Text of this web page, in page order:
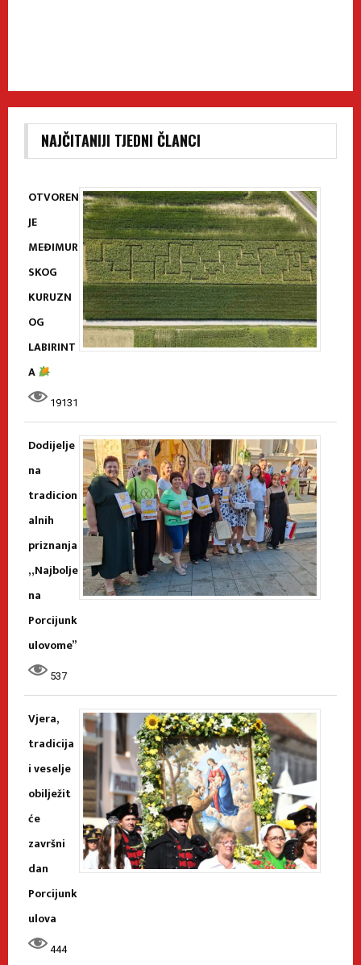
NAJČITANIJI TJEDNI ČLANCI
OTVOREN
JE
MEĐIMUR
SKOG
KURUZN
OG
LABIRINT
A
19131
Dodijelje
na
tradicion
alnih
priznanja
„Najbolje
na
Porcijunk
ulovome”
537
Vjera,
tradicija
i veselje
obilježit
će
završni
dan
Porcijunk
ulova
444